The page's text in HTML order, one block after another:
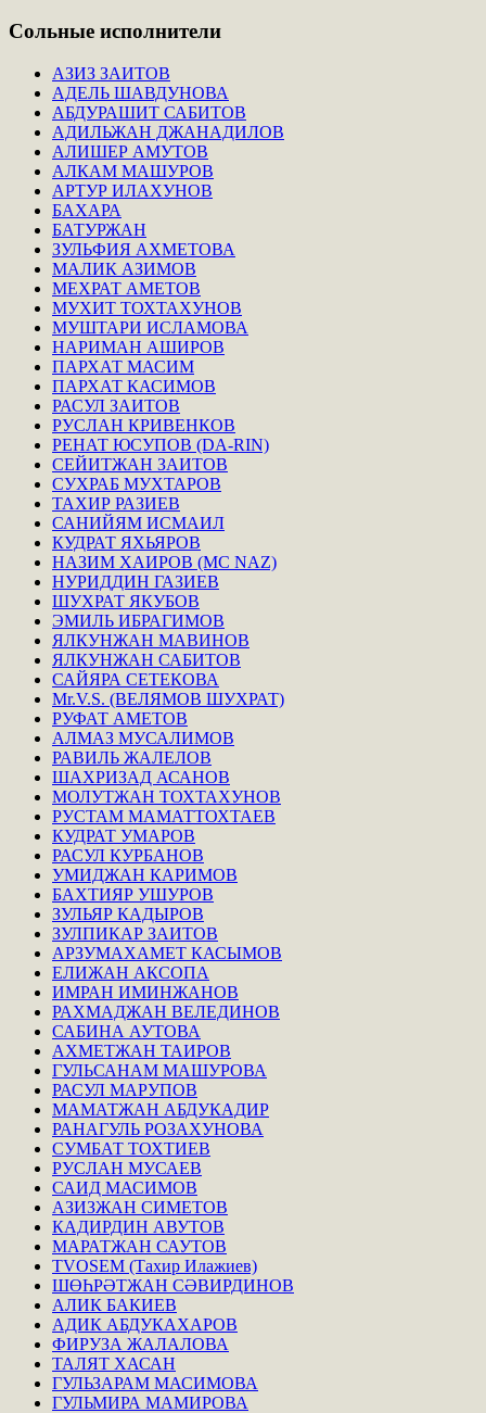
Сольные исполнители
АЗИЗ ЗАИТОВ
АДЕЛЬ ШАВДУНОВА
АБДУРАШИТ САБИТОВ
АДИЛЬЖАН ДЖАНАДИЛОВ
АЛИШЕР АМУТОВ
АЛКАМ МАШУРОВ
АРТУР ИЛАХУНОВ
БАХАРА
БАТУРЖАН
ЗУЛЬФИЯ АХМЕТОВА
МАЛИК АЗИМОВ
МЕХРАТ АМЕТОВ
МУХИТ ТОХТАХУНОВ
МУШТАРИ ИСЛАМОВА
НАРИМАН АШИРОВ
ПАРХАТ МАСИМ
ПАРХАТ КАСИМОВ
РАСУЛ ЗАИТОВ
РУСЛАН КРИВЕНКОВ
РЕНАТ ЮСУПОВ (DA-RIN)
СЕЙИТЖАН ЗАИТОВ
СУХРАБ МУХТАРОВ
ТАХИР РАЗИЕВ
САНИЙЯМ ИСМАИЛ
КУДРАТ ЯХЬЯРОВ
НАЗИМ ХАИРОВ (MC NAZ)
НУРИДДИН ГАЗИЕВ
ШУХРАТ ЯКУБОВ
ЭМИЛЬ ИБРАГИМОВ
ЯЛКУНЖАН МАВИНОВ
ЯЛКУНЖАН САБИТОВ
САЙЯРА СЕТЕКОВА
Mr.V.S. (ВЕЛЯМОВ ШУХРАТ)
РУФАТ АМЕТОВ
АЛМАЗ МУСАЛИМОВ
РАВИЛЬ ЖАЛЕЛОВ
ШАХРИЗАД АСАНОВ
МОЛУТЖАН ТОХТАХУНОВ
РУСТАМ МАМАТТОХТАЕВ
КУДРАТ УМАРОВ
РАСУЛ КУРБАНОВ
УМИДЖАН КАРИМОВ
БАХТИЯР УШУРОВ
ЗУЛЬЯР КАДЫРОВ
ЗУЛПИКАР ЗАИТОВ
АРЗУМАХАМЕТ КАСЫМОВ
ЕЛИЖАН АКСОПА
ИМРАН ИМИНЖАНОВ
РАХМАДЖАН ВЕЛЕДИНОВ
САБИНА АУТОВА
АХМЕТЖАН ТАИРОВ
ГУЛЬСАНАМ МАШУРОВА
РАСУЛ МАРУПОВ
МАМАТЖАН АБДУКАДИР
РАНАГУЛЬ РОЗАХУНОВА
СУМБАТ ТОХТИЕВ
РУСЛАН МУСАЕВ
САИД МАСИМОВ
АЗИЗЖАН СИМЕТОВ
КАДИРДИН АВУТОВ
МАРАТЖАН САУТОВ
TVOSEM (Тахир Илажиев)
ШӨҺРӘТЖАН СӘВИРДИНОВ
АЛИК БАКИЕВ
АДИК АБДУКАХАРОВ
ФИРУЗА ЖАЛАЛОВА
ТАЛЯТ ХАСАН
ГУЛЬЗАРАМ МАСИМОВА
ГУЛЬМИРА МАМИРОВА